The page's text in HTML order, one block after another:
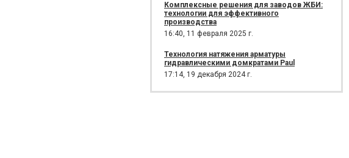
Комплексные решения для заводов ЖБИ:
технологии для эффективного
производства
16:40, 11 февраля 2025 г.
Технология натяжения арматуры
гидравлическими домкратами Paul
17:14, 19 декабря 2024 г.